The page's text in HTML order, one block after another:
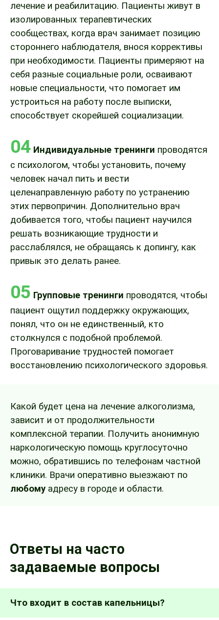
лечение и реабилитацию. Пациенты живут в
изолированных терапевтических
сообществах, когда врач занимает позицию
стороннего наблюдателя, внося коррективы
при необходимости. Пациенты примеряют на
себя разные социальные роли, осваивают
новые специальности, что помогает им
устроиться на работу после выписки,
способствует скорейшей социализации.
04 Индивидуальные тренинги проводятся
с психологом, чтобы установить, почему
человек начал пить и вести
целенаправленную работу по устранению
этих первопричин. Дополнительно врач
добивается того, чтобы пациент научился
решать возникающие трудности и
расслаблялся, не обращаясь к допингу, как
привык это делать ранее.
05 Групповые тренинги проводятся, чтобы
пациент ощутил поддержку окружающих,
понял, что он не единственный, кто
столкнулся с подобной проблемой.
Проговаривание трудностей помогает
восстановлению психологического здоровья.
Какой будет цена на лечение алкоголизма,
зависит и от продолжительности
комплексной терапии. Получить анонимную
наркологическую помощь круглосуточно
можно, обратившись по телефонам частной
клиники. Врачи оперативно выезжают по
любомуадресу в городе и области.
Ответы на часто
задаваемые вопросы
Что входит в состав капельницы?